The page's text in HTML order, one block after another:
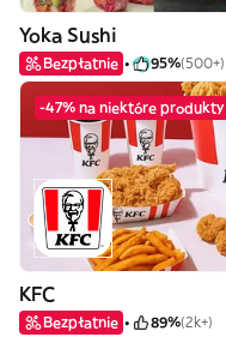
Yoka Sushi
Bezpłatnie 95%(500+)
-47% na niektóre produkty
KFC
Bezpłatnie 89%(2k+)